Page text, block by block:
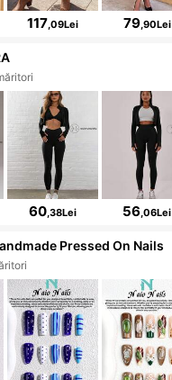
117 ,09Lei 79,90Lei
60 ,38Lei 56 ,06Lei
Pressed On Nails